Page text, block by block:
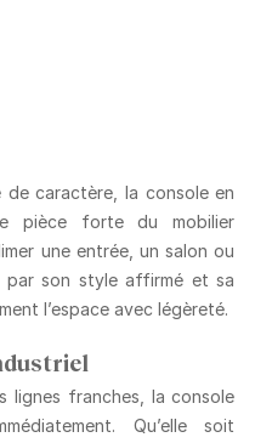
de caractère, la console en
pièce forte du mobilier
une entrée, un salon ou
par son style affirmé et sa
l’espace avec légèreté.
lignes franches, la console
Qu’elle soit